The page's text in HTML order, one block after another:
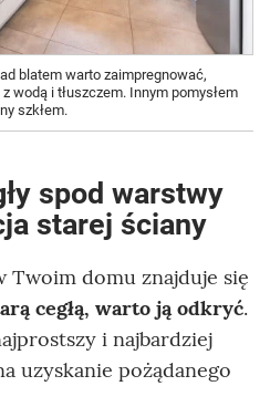
blatem warto zaimpregnować,
wodą i tłuszczem. Innym pomysłem
szkłem.
spod warstwy
starej ściany
Twoim domu znajduje się
cegłą, warto ją odkryć.
i najbardziej
uzyskanie pożądanego